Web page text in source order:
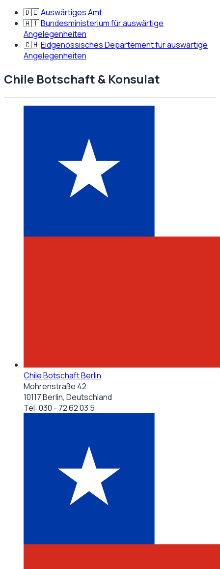
🇩🇪Auswärtiges Amt
🇦🇹Bundesministerium für auswärtige
Angelegenheiten
🇨🇭Eidgenössisches Departement für auswärtige
Angelegenheiten
Chile Botschaft & Konsulat
Chile Botschaft Berlin
Mohrenstraße 42
10117 Berlin, Deutschland
Tel: 030 - 72 62 03 5